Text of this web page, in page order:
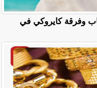
وفرقة كايروكي في